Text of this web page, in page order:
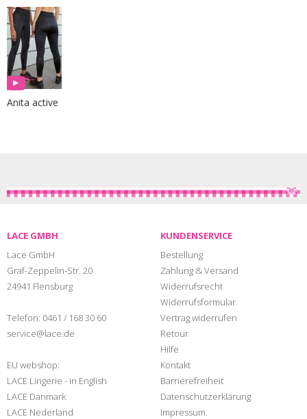
Anita active
LACE GMBH
Lace GmbH
Graf-Zeppelin-Str. 20
24941 Flensburg
Telefon: 0461 / 168 30 60
service@lace.de
EU webshop:
LACE Lingerie - in English
LACE Danmark
LACE Nederland
KUNDENSERVICE
Bestellung
Zahlung & Versand
Widerrufsrecht
Widerrufsformular
Vertrag widerrufen
Retour
Hilfe
Kontakt
Barrierefreiheit
Datenschutzerklärung
Impressum